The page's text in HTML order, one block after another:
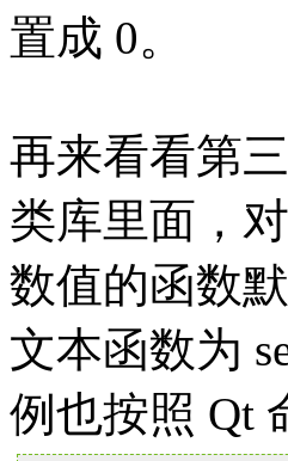
置成 0。
再来看看第
类库里面，
数值的函数
文本函数为
例也按照 Qt